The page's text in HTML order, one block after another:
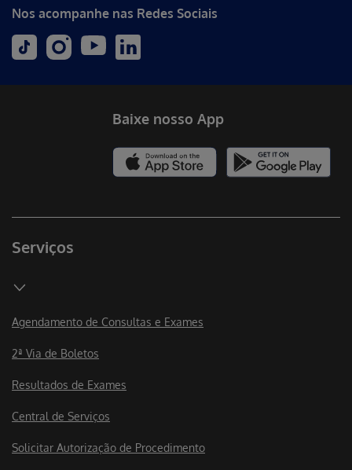
Nos acompanhe nas Redes Sociais
Serviços
Agendamento de Consultas e Exames
2ª Via de Boletos
Resultados de Exames
Central de Serviços
Solicitar Autorização de Procedimento
Baixe nosso App